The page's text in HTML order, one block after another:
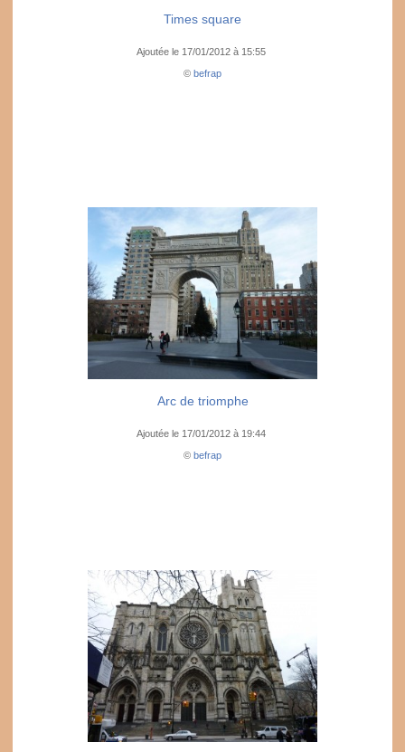
Times square
Ajoutée le 17/01/2012 à 15:55
© befrap
Arc de triomphe
Ajoutée le 17/01/2012 à 19:44
© befrap